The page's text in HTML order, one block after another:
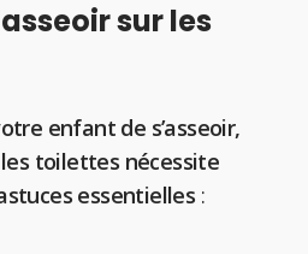
sur les
enfant de s’asseoir,
toilettes nécessite
essentielles :